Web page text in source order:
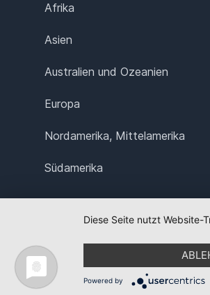
Afrika
Asien
Australien und Ozeanien
Europa
Nordamerika, Mittelamerika
Südamerika
Diese Seite nutzt Website-
Powered by